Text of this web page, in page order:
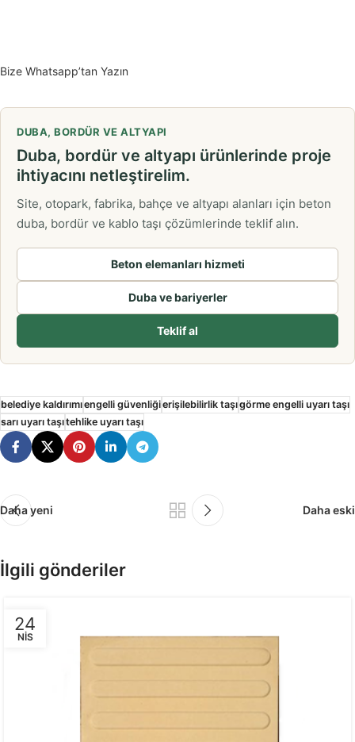
Bize Whatsapp’tan Yazın
DUBA, BORDÜR VE ALTYAPI
Duba, bordür ve altyapı ürünlerinde proje
ihtiyacını netleştirelim.
Site, otopark, fabrika, bahçe ve altyapı alanları için beton
duba, bordür ve kablo taşı çözümlerinde teklif alın.
Beton elemanları hizmeti
Duba ve bariyerler
Teklif al
belediye kaldırımıengelli güvenliğierişilebilirlik taşıgörme engelli uyarı taşı
sarı uyarı taşıtehlike uyarı taşı
Daha yeni Daha eski
İlgili gönderiler
24
NIS